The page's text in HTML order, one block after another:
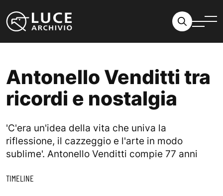
Antonello Venditti tra
ricordi e nostalgia
'C'era un'idea della vita che univa la
riflessione, il cazzeggio e l'arte in modo
sublime'. Antonello Venditti compie 77 anni
TIMELINE